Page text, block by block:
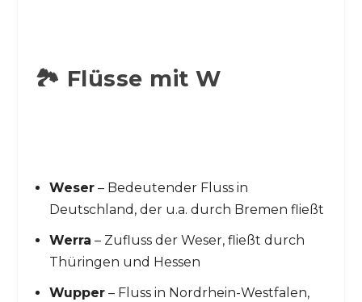
🏞️ Flüsse mit W
Weser– Bedeutender Fluss in
Deutschland, der u.a. durch Bremen fließt
Werra – Zufluss der Weser, fließt durch
Thüringen und Hessen
Wupper– Fluss in Nordrhein-Westfalen,